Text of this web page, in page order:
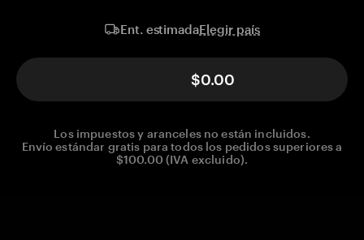
Ent. estimadaElegir país
$0.00
Los impuestos y aranceles no están incluidos.
Envío estándar gratis para todos los pedidos superiores a
$100.00 (IVA excluido).